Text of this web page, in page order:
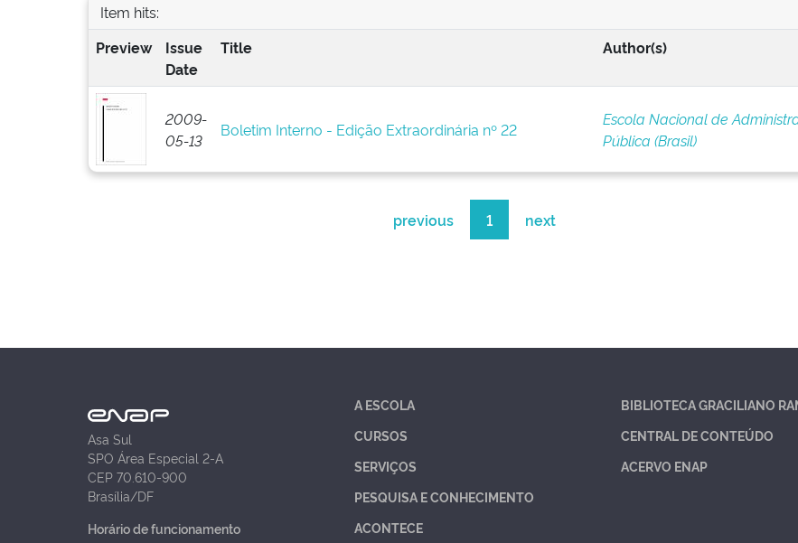
Item hits:
Preview
Issue
Date
Title Author(s)
2009-
05-13
Boletim Interno - Edição Extraordinária nº 22
Escola Nacional de
Pública (Brasil)
previous 1 next
Asa Sul
SPO Área Especial 2-A
CEP 70.610-900
Brasília/DF
Horário de funcionamento
A ESCOLA
CURSOS
SERVIÇOS
PESQUISA E CONHECIMENTO
ACONTECE
BIBLIOTECA GRACILIANO
CENTRAL DE CONTEÚDO
ACERVO ENAP